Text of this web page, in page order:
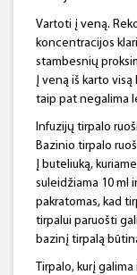
Vartoti į veną.
koncentracijos
stambesnių
Į veną iš karto
taip pat negalima
Infuzijų tirpalo
Bazinio tirpalo
Į buteliuką,
suleidžiama 10 ml
pakratomas, kad
tirpalui paruošti
bazinį tirpalą
Tirpalo, kurį